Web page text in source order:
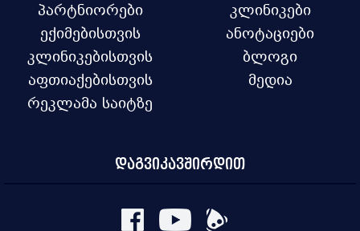
პარტნიორები
ექიმებისთვის
კლინიკებისთვის
აფთიაქებისთვის
რეკლამა საიტზე
კლინიკები
ანოტაციები
ბლოგი
მედია
დაგვიკავშირდით